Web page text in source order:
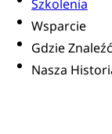
Szkolenia
Wsparcie
Gdzie Znaleźć
Nasza